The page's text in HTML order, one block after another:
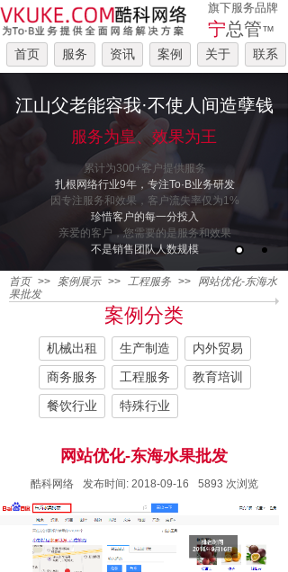
旗下服务品牌
宁总管™
首页
服务 资讯 案例 关于 联系
江山父老能容我·不使人间造孽钱
服务为皇、效果为王
累计为300+客户提供服务
扎根网络行业9年，专注To·B业务研发
因专注服务和效果，客户流失率仅为1%
珍惜客户的每一分投入
亲爱的客户，您需要的是服务和效果
不是销售团队人数规模
首页 >> 案例展示 >> 工程服务 >>
网站优化-东海水
果批发
案例分类
机械出租 生产制造
内外贸易
商务服务
工程服务
教育培训
餐饮行业
特殊行业
网站优化-东海水果批发
酷科网络 发布时间: 2018-09-16 5893 次浏览